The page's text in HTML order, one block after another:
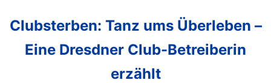
Clubsterben: Tanz ums Überleben –
Eine Dresdner Club-Betreiberin
erzählt